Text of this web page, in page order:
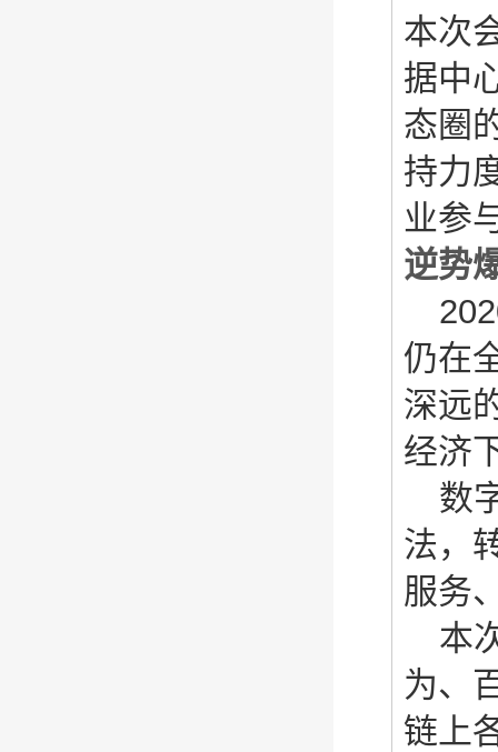
本次
据中
态圈
持力
业参
逆势
仍在
深远
经济
数
法，
服务
本
为、
链上